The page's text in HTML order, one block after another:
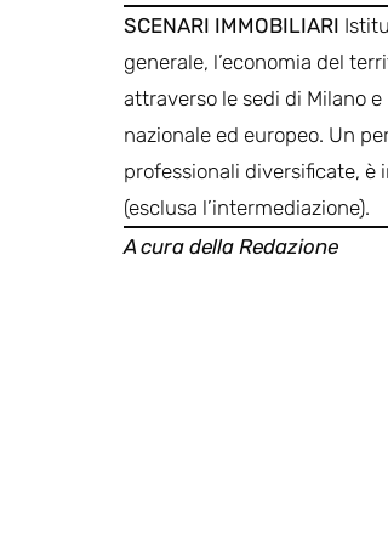
SCENARI IMMOBILIARI
generale, l’economia del
attraverso le sedi di Milano
nazionale ed europeo. Un
professionali diversificate,
(esclusa l’intermediazione).
A cura della Redazione